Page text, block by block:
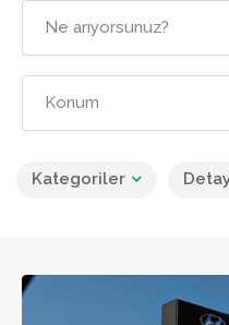
Kategoriler